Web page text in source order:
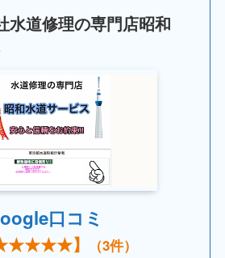
水道修理の専門店昭和
口コミ
★★★】 （3件）